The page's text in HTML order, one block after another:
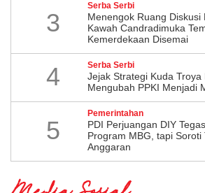
3
Serba Serbi
Menengok Ruang Diskusi
Kawah Candradimuka
Kemerdekaan Disemai
4 Serba Serbi
Jejak Strategi Kuda
Mengubah PPKI Menjadi
5
Pemerintahan
PDI Perjuangan DIY
Program MBG, tapi Soroti
Anggaran